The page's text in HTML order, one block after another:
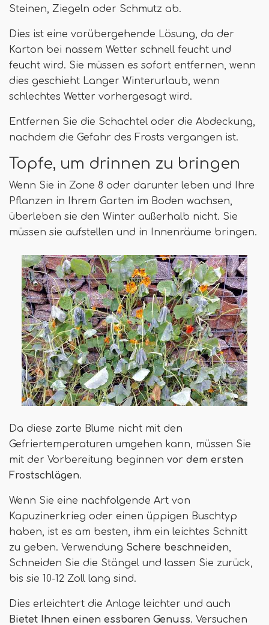
Steinen, Ziegeln oder Schmutz ab.
Dies ist eine vorübergehende Lösung, da der
Karton bei nassem Wetter schnell feucht und
feucht wird. Sie müssen es sofort entfernen, wenn
dies geschieht Langer Winterurlaub, wenn
schlechtes Wetter vorhergesagt wird.
Entfernen Sie die Schachtel oder die Abdeckung,
nachdem die Gefahr des Frosts vergangen ist.
Topfe, um drinnen zu bringen
Wenn Sie in Zone 8 oder darunter leben und Ihre
Pflanzen in Ihrem Garten im Boden wachsen,
überleben sie den Winter außerhalb nicht. Sie
müssen sie aufstellen und in Innenräume bringen.
Da diese zarte Blume nicht mit den
Gefriertemperaturen umgehen kann, müssen Sie
mit der Vorbereitung beginnen vor dem ersten
Frostschlägen.
Wenn Sie eine nachfolgende Art von
Kapuzinerkrieg oder einen üppigen Buschtyp
haben, ist es am besten, ihm ein leichtes Schnitt
zu geben. Verwendung Schere beschneiden
Schneiden Sie die Stängel und lassen Sie zurück,
bis sie 10-12 Zoll lang sind.
Dies erleichtert die Anlage leichter und auch
Bietet Ihnen einen essbaren Genuss. Versuchen